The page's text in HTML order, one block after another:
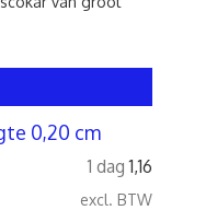
0,20 cm
1 dag 1,16
excl. BTW